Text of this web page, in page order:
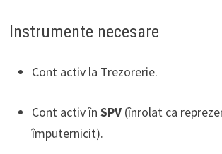
Instrumente necesare
Cont activ la Trezorerie.
Cont activ în SPV(înrolat ca
împuternicit).